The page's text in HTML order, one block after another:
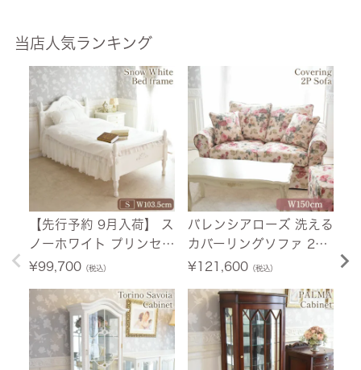
当店人気ランキング
【先行予約 9月入荷】 ス
ノーホワイト プリンセス
シングルベッド ホワイト
設置サービス付】
¥99,700（税込）
バレンシアローズ 洗える
カバーリングソファ 2人
掛け(2P) 薔薇 幅150cm
ス付】
¥121,600（税込） ¥